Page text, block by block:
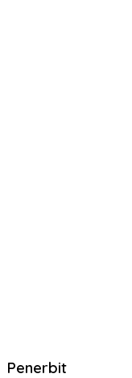
Penerbit